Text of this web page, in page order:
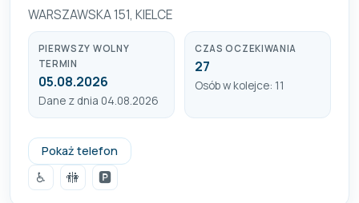
WARSZAWSKA 151, KIELCE
PIERWSZY WOLNY
TERMIN
05.08.2026
Dane z dnia 04.08.2026
CZAS OCZEKIWANIA
27
Osób w kolejce: 11
Pokaż telefon
(41) 331 60 08
♿
🚻 🅿️